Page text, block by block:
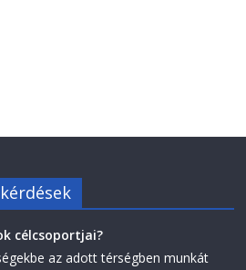
célcsoportjai?
az adott térségben munkát